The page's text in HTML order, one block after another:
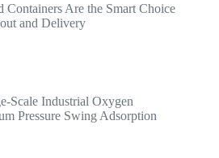
Containers Are the Smart Choice
and Delivery
Scale Industrial Oxygen
Pressure Swing Adsorption